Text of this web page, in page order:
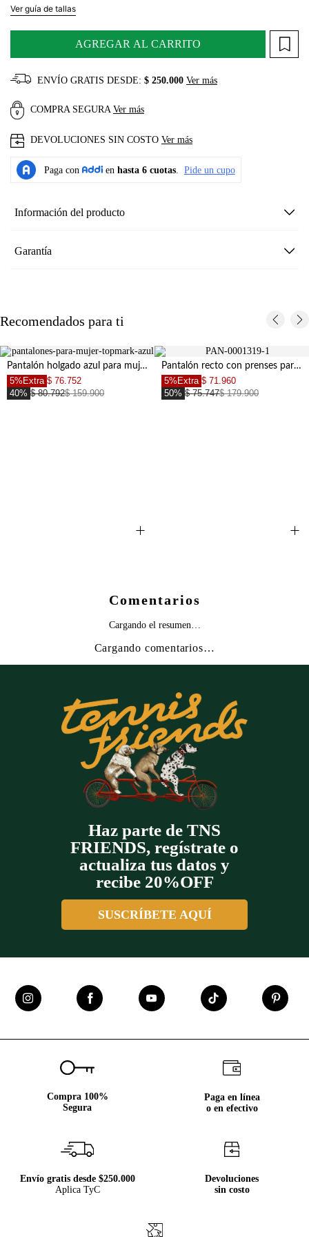
Ver guía de tallas
AGREGAR AL CARRITO
ENVÍO GRATIS DESDE: $ 250.000 Ver más
COMPRA SEGURA Ver más
DEVOLUCIONES SIN COSTO Ver más
Información del producto
Garantía
Recomendados para ti
+
Pantalón holgado azul para mujer
5%Extra $ 76.752
40% $ 80.792$ 159.900
+
Pantalón recto con prenses para mujer
5%Extra $ 71.960
50% $ 75.747$ 179.900
Comentarios
Cargando el resumen…
Cargando comentarios…
Haz parte de TNS
FRIENDS, regístrate o
actualiza tus datos y
recibe 20%OFF
SUSCRÍBETE AQUÍ
Compra 100%
Segura
Paga en línea
o en efectivo
Envío gratis desde $250.000
Aplica TyC
Devoluciones
sin costo